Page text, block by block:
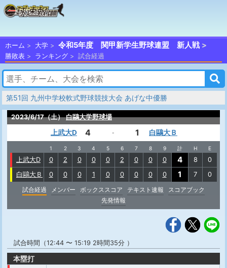
ホーム 大学 令和5年度 関甲新学生野球連盟 新人戦
勝敗表 ランキング 試合経過
第51回 九州中学校軟式野球競技大会 あげな中優勝
2023/6/17（土） 白鷗大学野球場
上武大D 4 - 1 白鷗大Ｂ
1 2 3 4 5 6 7 8 9 計 H E
上武大D 0 2 0 0 0 2 0 0 0 4 8
0
白鷗大Ｂ
0 0 0 1 0 0 0 0 0 1 7
0
試合経過
メンバー ボックススコア テキスト速報
スコアブック
先発情報
試合時間（12:44 〜 15:19 2時間35分 ）
本塁打